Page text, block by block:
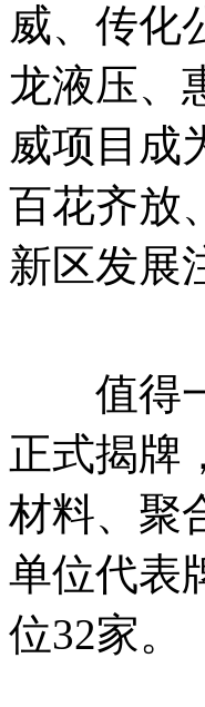
威、传化
龙液压、
威项目成
百花齐放
新区发展
值得一
正式揭牌
材料、聚
单位代表
位32家。